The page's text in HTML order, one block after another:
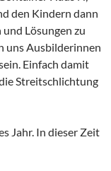
den Kindern dann
Lösungen zu
uns Ausbilderinnen
Einfach damit
Streitschlichtung
Jahr. In dieser Zeit